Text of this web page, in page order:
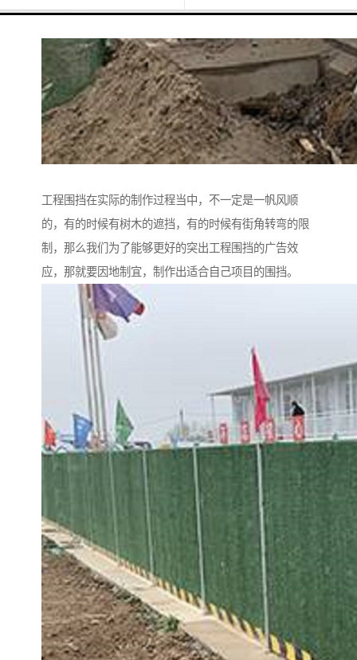
工程围挡在实际的制作过程当中，不一定是一帆风顺
的，有的时候有树木的遮挡，有的时候有街角转弯的限
制，那么我们为了能够更好的突出工程围挡的广告效
应，那就要因地制宜，制作出适合自己项目的围挡。